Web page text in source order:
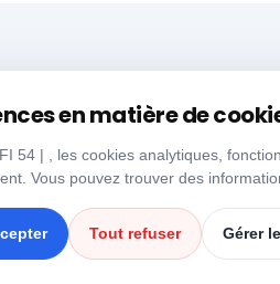
en matière de
54 | , les cookies analytiques,
Vous pouvez trouver des
Tout refuser Gérer